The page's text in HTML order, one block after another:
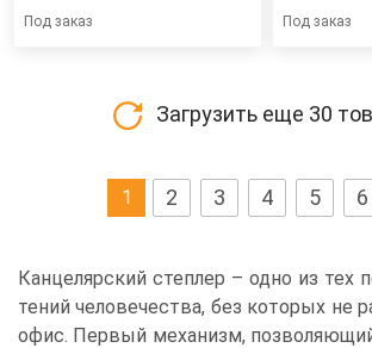
Под заказ Под заказ
Загрузить еще 30
1 2 3 4 5 6
Канцелярский степлер – одно из тех
тений человечества, без которых не
офис. Первый механизм,